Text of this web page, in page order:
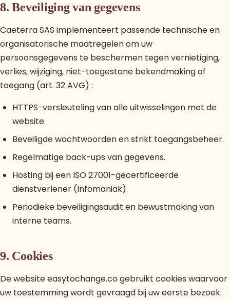
8. Beveiliging van gegevens
Caeterra SAS implementeert passende technische en
organisatorische maatregelen om uw
persoonsgegevens te beschermen tegen vernietiging,
verlies, wijziging, niet-toegestane bekendmaking of
toegang (art. 32 AVG) :
HTTPS-versleuteling van alle uitwisselingen met de
website.
Beveiligde wachtwoorden en strikt toegangsbeheer.
Regelmatige back-ups van gegevens.
Hosting bij een ISO 27001-gecertificeerde
dienstverlener (Infomaniak).
Periodieke beveiligingsaudit en bewustmaking van
interne teams.
9. Cookies
De website easytochange.co gebruikt cookies waarvoor
uw toestemming wordt gevraagd bij uw eerste bezoek